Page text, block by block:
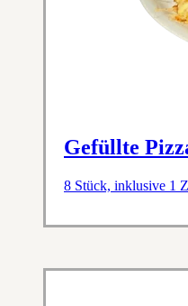
Gefüllte
8 Stück, inklusive 1